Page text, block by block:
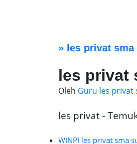
» les privat
les privat
Oleh Guru les privat
les privat -
WINPI les privat sma